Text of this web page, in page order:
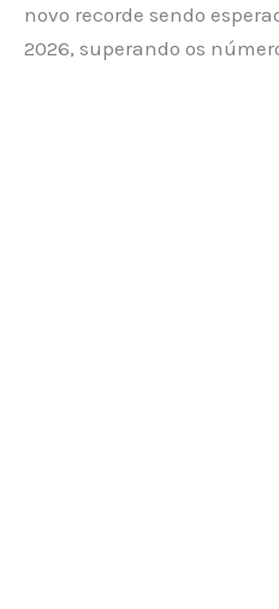
novo recorde sendo
2026, superando os